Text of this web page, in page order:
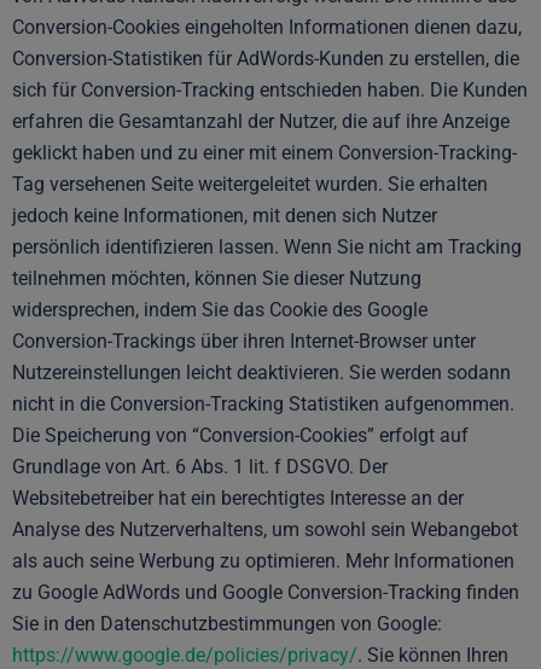
Conversion-Cookies eingeholten Informationen dienen dazu,
Conversion-Statistiken für AdWords-Kunden zu erstellen, die
sich für Conversion-Tracking entschieden haben. Die Kunden
erfahren die Gesamtanzahl der Nutzer, die auf ihre Anzeige
geklickt haben und zu einer mit einem Conversion-Tracking-
Tag versehenen Seite weitergeleitet wurden. Sie erhalten
jedoch keine Informationen, mit denen sich Nutzer
persönlich identifizieren lassen. Wenn Sie nicht am Tracking
teilnehmen möchten, können Sie dieser Nutzung
widersprechen, indem Sie das Cookie des Google
Conversion-Trackings über ihren Internet-Browser unter
Nutzereinstellungen leicht deaktivieren. Sie werden sodann
nicht in die Conversion-Tracking Statistiken aufgenommen.
Die Speicherung von “Conversion-Cookies” erfolgt auf
Grundlage von Art. 6 Abs. 1 lit. f DSGVO. Der
Websitebetreiber hat ein berechtigtes Interesse an der
Analyse des Nutzerverhaltens, um sowohl sein Webangebot
als auch seine Werbung zu optimieren. Mehr Informationen
zu Google AdWords und Google Conversion-Tracking finden
Sie in den Datenschutzbestimmungen von Google:
https://www.google.de/policies/privacy/. Sie können Ihren